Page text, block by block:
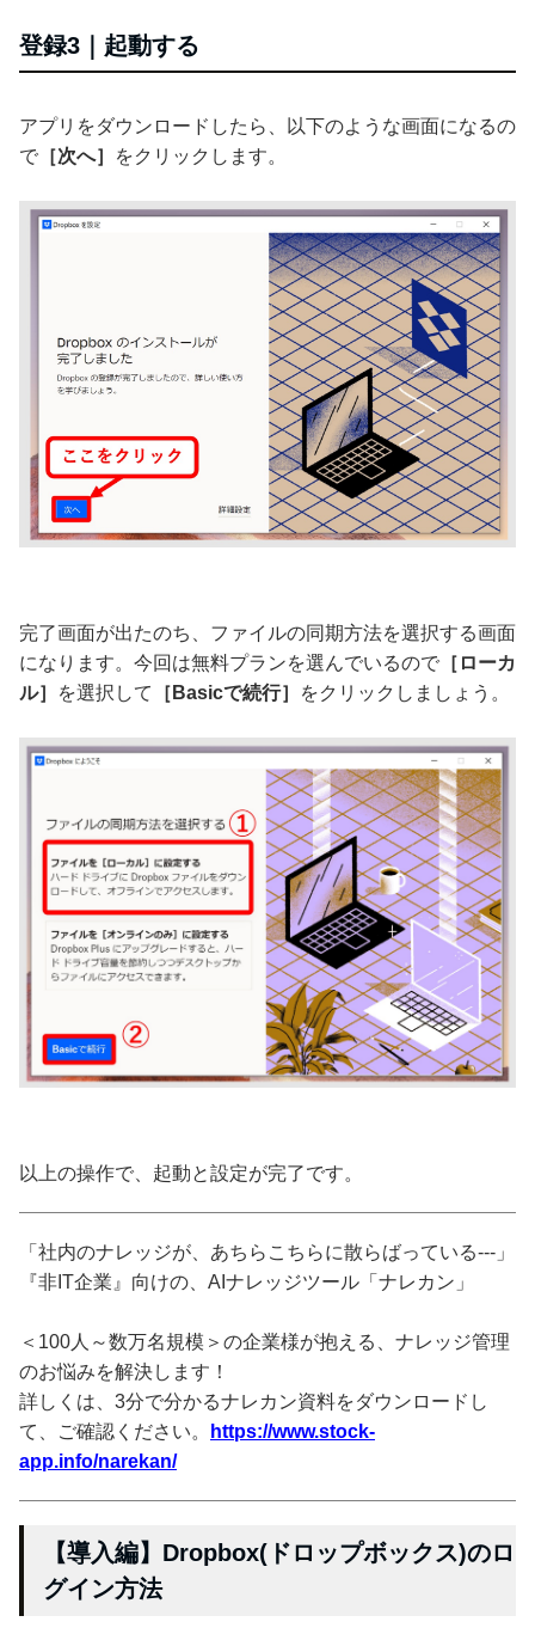
登録3｜起動する
アプリをダウンロードしたら、以下のような画面になるの
で ［次へ］ をクリックします。
完了画面が出たのち、ファイルの同期方法を選択する画面
になります。今回は無料プランを選んでいるので ［ローカ
ル］
を選択して ［Basicで続行］ をクリックしましょう。
以上の操作で、起動と設定が完了です。
「社内のナレッジが、あちらこちらに散らばっている---」
『非IT企業』向けの、AIナレッジツール「ナレカン」
＜100人～数万名規模＞の企業様が抱える、ナレッジ管理
のお悩みを解決します！
詳しくは、3分で分かるナレカン資料をダウンロードし
て、ご確認ください。
https://www.stock-
app.info/narekan/
【導入編】Dropbox(ドロップボックス)のロ
グイン方法